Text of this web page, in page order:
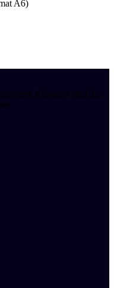
A6)
Kalender sind das